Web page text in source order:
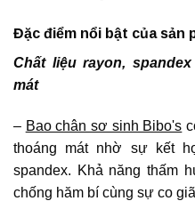
Đặc điểm nổi bật của sản
Chất liệu rayon,
mát
– Bao chân sơ sinh Bibo's
thoáng mát nhờ sự kết
spandex. Khả năng thấm
chống hăm bí cùng sự co